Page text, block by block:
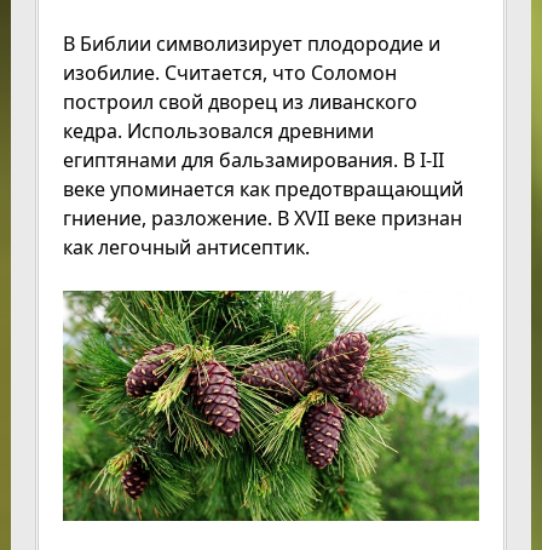
В Библии символизирует плодородие и
изобилие. Считается, что Соломон
построил свой дворец из ливанского
кедра. Использовался древними
египтянами для бальзамирования. В I-II
веке упоминается как предотвращающий
гниение, разложение. В XVII веке признан
как легочный антисептик.